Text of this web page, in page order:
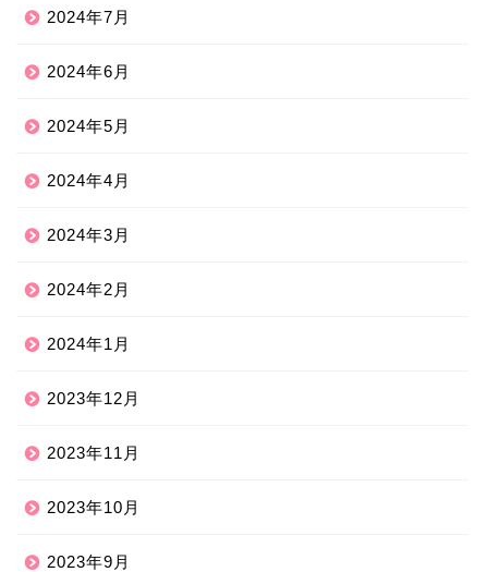
2024年7月
2024年6月
2024年5月
2024年4月
2024年3月
2024年2月
2024年1月
2023年12月
2023年11月
2023年10月
2023年9月